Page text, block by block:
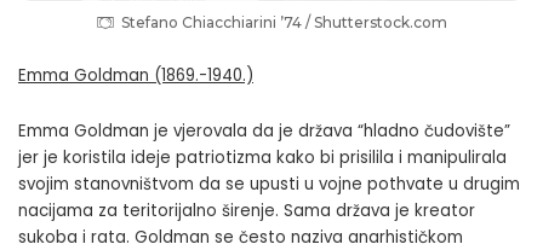
Stefano Chiacchiarini ’74 / Shutterstock.com
Emma Goldman (1869.-1940.)
Emma Goldman je vjerovala da je država “hladno čudovište”
jer je koristila ideje patriotizma kako bi prisilila i manipulirala
svojim stanovništvom da se upusti u vojne pothvate u drugim
nacijama za teritorijalno širenje. Sama država je kreator
sukoba i rata. Goldman se često naziva anarhističkom